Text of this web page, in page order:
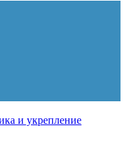
и укрепление